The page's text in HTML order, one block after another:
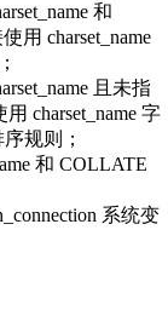
和
用 charset_name
且未指
charset_name 字
规则；
和 COLLATE
系统变